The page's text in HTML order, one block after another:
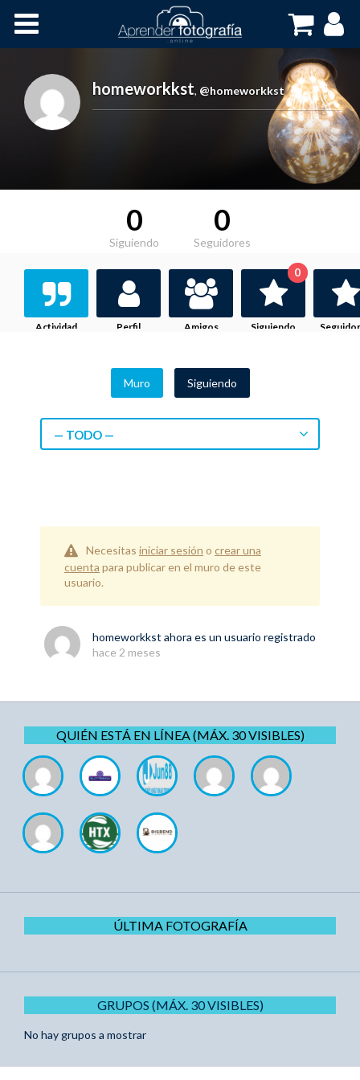
Cursos OnLine
homeworkkst, @homeworkkst
0
Siguiendo
0
Seguidores
Actividad Perfil Amigos Siguiendo
0
Muro Siguiendo
— TODO —
Necesitas iniciar sesión o crear una
cuenta para publicar en el muro de este
usuario.
homeworkkst ahora es un usuario registrado
hace 2 meses
QUIÉN ESTÁ EN LÍNEA (MÁX. 30 VISIBLES)
ÚLTIMA FOTOGRAFÍA
GRUPOS (MÁX. 30 VISIBLES)
No hay grupos a mostrar